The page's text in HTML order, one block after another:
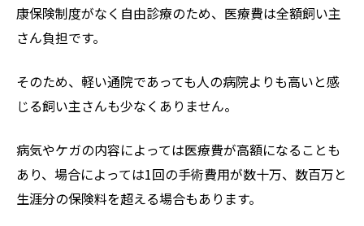
康保険制度がなく自由診療のため、医療費は全額飼い主
さん負担です。
そのため、軽い通院であっても人の病院よりも高いと感
じる飼い主さんも少なくありません。
病気やケガの内容によっては医療費が高額になることも
あり、場合によっては1回の手術費用が数十万、数百万と
生涯分の保険料を超える場合もあります。